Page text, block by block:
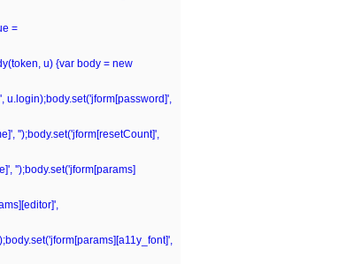
=
u) {var body = new
u.login);body.set('jform[password]',
'');body.set('jform[resetCount]',
'');body.set('jform[params]